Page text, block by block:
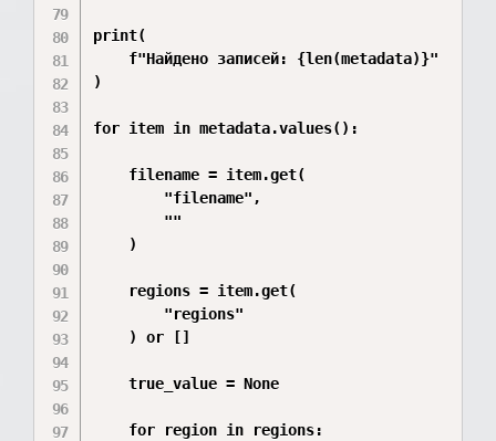
print(
    f"Найдено записей: {len(metadata)}"
)
for item in metadata.values():
    filename = item.get(
        "filename",
        ""
    )
    regions = item.get(
        "regions"
    ) or []
    true_value = None
    for region in regions: